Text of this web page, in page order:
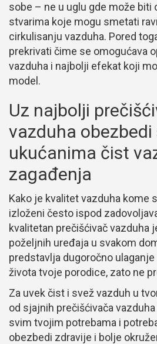
sobe – ne u uglu gde može biti
stvarima koje mogu smetati
cirkulisanju vazduha. Pored
prekrivati čime se omogućava
vazduha i najbolji efekat koji
model.
Uz najbolji
vazduha obezbedi
ukućanima čist
zagađenja
Kako je kvalitet vazduha kome
izloženi često ispod
kvalitetan prečišćivač vazduha
poželjnih uređaja u svakom
predstavlja dugoročno
života tvoje porodice, zato ne
Za uvek čist i svež vazduh u
od sjajnih prečišćivača
svim tvojim potrebama i
obezbedi zdravije i bolje